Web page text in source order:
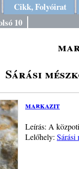
Cikk, Folyóirat
10
Sárási
markazit
Leírás: A
Lelőhely: Sárási